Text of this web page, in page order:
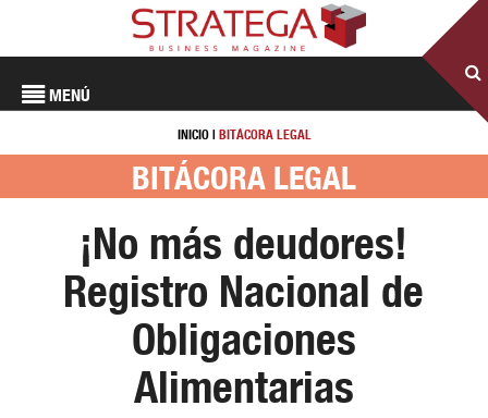
MENÚ
INICIO| BITÁCORA LEGAL
BITÁCORA LEGAL
¡No más deudores!
Registro Nacional de
Obligaciones
Alimentarias